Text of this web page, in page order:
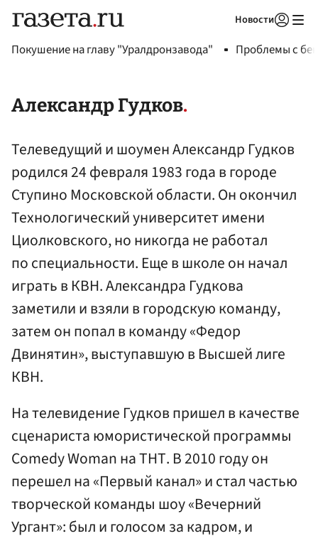
Новости
Покушение на главу "Уралдронзавода" Проблемы с
Александр Гудков
Телеведущий и шоумен Александр Гудков
родился 24 февраля 1983 года в городе
Ступино Московской области. Он окончил
Технологический университет имени
Циолковского, но никогда не работал
по специальности. Еще в школе он начал
играть в КВН. Александра Гудкова
заметили и взяли в городскую команду,
затем он попал в команду «Федор
Двинятин», выступавшую в Высшей лиге
КВН.
На телевидение Гудков пришел в качестве
сценариста юмористической программы
Comedy Woman на ТНТ. В 2010 году он
перешел на «Первый канал» и стал частью
творческой команды шоу «Вечерний
Ургант»: был и голосом за кадром, и